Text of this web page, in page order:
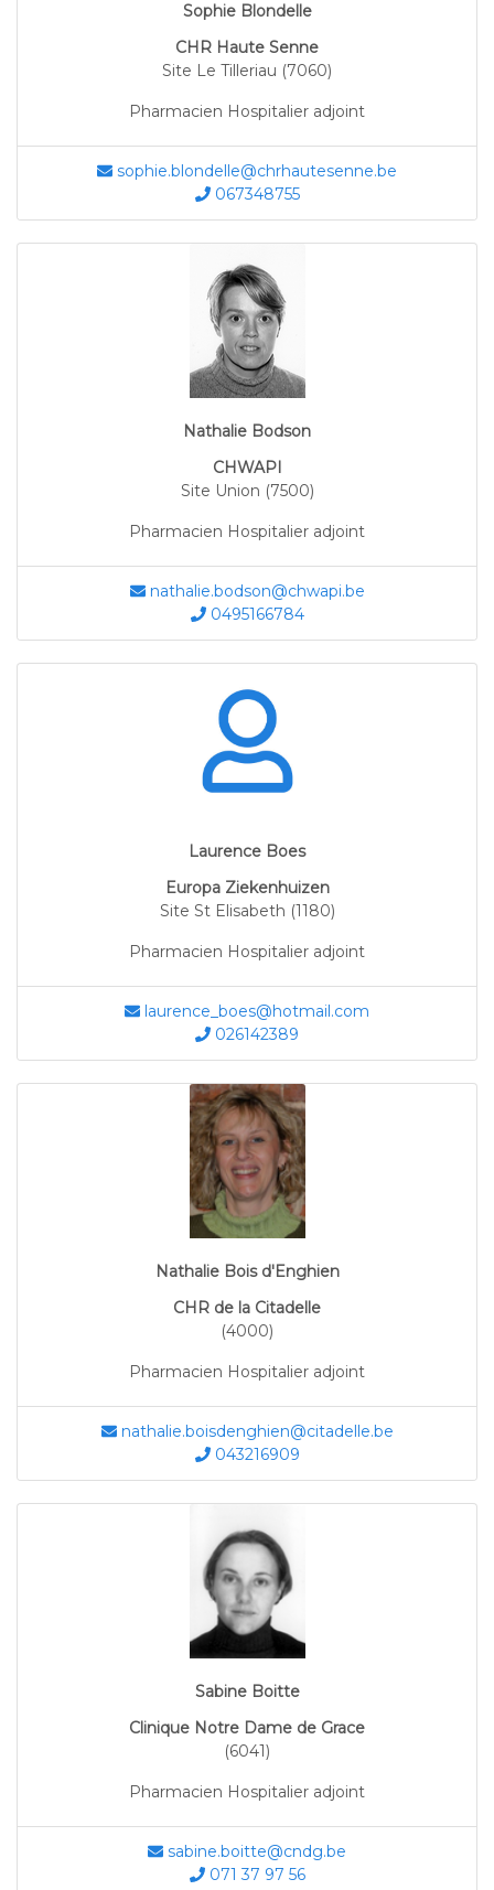
Sophie Blondelle
CHR Haute Senne
Site Le Tilleriau (7060)
Pharmacien Hospitalier adjoint
sophie.blondelle@chrhautesenne.be
067348755
Nathalie Bodson
CHWAPI
Site Union (7500)
Pharmacien Hospitalier adjoint
nathalie.bodson@chwapi.be
0495166784
Laurence Boes
Europa Ziekenhuizen
Site St Elisabeth (1180)
Pharmacien Hospitalier adjoint
laurence_boes@hotmail.com
026142389
Nathalie Bois d'Enghien
CHR de la Citadelle
(4000)
Pharmacien Hospitalier adjoint
nathalie.boisdenghien@citadelle.be
043216909
Sabine Boitte
Clinique Notre Dame de Grace
(6041)
Pharmacien Hospitalier adjoint
sabine.boitte@cndg.be
071 37 97 56